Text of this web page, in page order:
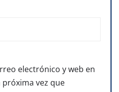
electrónico y web en
vez que